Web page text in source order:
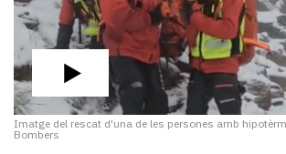
Imatge del rescat d'una de les persones amb
Bombers